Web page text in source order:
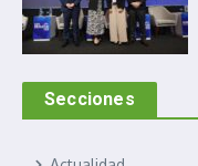
Secciones